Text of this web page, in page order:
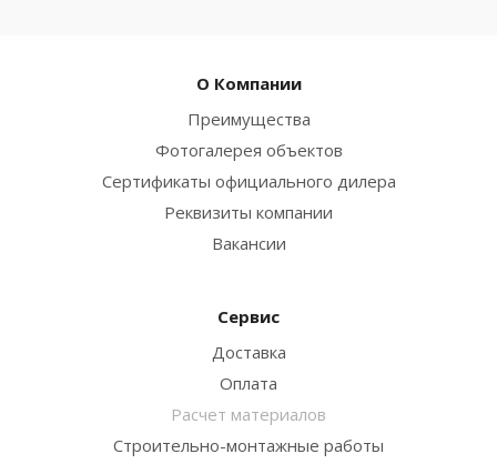
О Компании
Преимущества
Фотогалерея объектов
Сертификаты официального дилера
Реквизиты компании
Вакансии
Сервис
Доставка
Оплата
Расчет материалов
Строительно-монтажные работы